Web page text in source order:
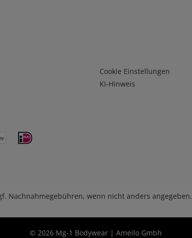
Infos 3
Cookie Einstellungen
KI-Hinweis
Nachnahmegebühren, wenn nicht anders angegeben.
© 2026 Mg-1 Bodywear | Ameilo Gmbh